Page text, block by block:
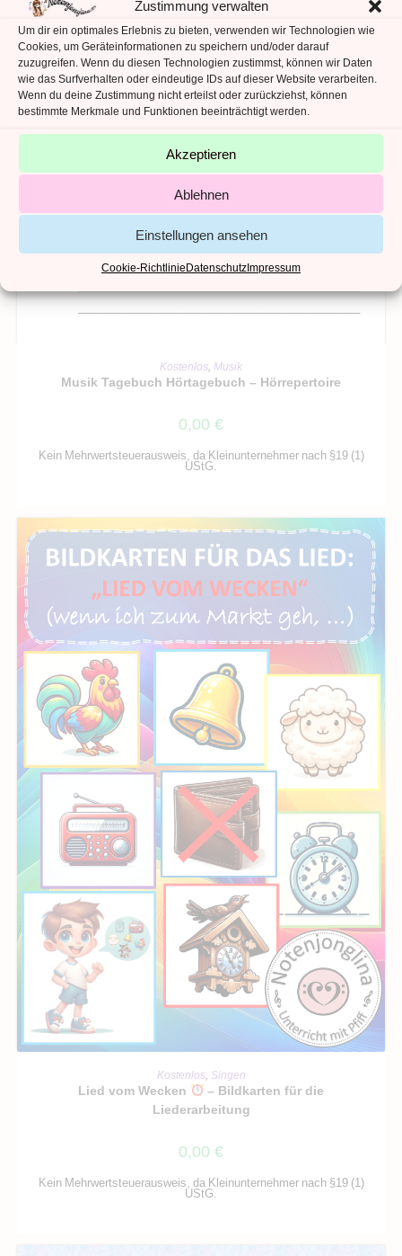
Zustimmung verwalten
Um dir ein optimales Erlebnis zu bieten, verwenden wir Technologien wie
Cookies, um Geräteinformationen zu speichern und/oder darauf
zuzugreifen. Wenn du diesen Technologien zustimmst, können wir Daten
wie das Surfverhalten oder eindeutige IDs auf dieser Website verarbeiten.
Wenn du deine Zustimmung nicht erteilst oder zurückziehst, können
bestimmte Merkmale und Funktionen beeinträchtigt werden.
Akzeptieren
Ablehnen
Einstellungen ansehen
Cookie-RichtlinieDatenschutzImpressum
IN DEN WARENKORB
Kostenlos, Musik
Musik Tagebuch Hörtagebuch – Hörrepertoire
0,00 €
Kein Mehrwertsteuerausweis, da Kleinunternehmer nach §19 (1)
UStG.
IN DEN WARENKORB
Kostenlos, Singen
Lied vom Wecken
– Bildkarten für die
Liederarbeitung
0,00 €
Kein Mehrwertsteuerausweis, da Kleinunternehmer nach §19 (1)
UStG.